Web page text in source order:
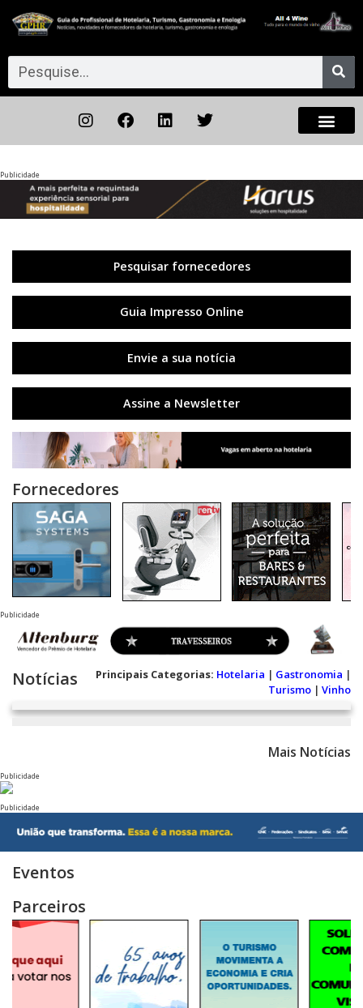
Publicidade
Pesquisar fornecedores
Guia Impresso Online
Envie a sua notícia
Assine a Newsletter
Fornecedores
Publicidade
Notícias Principais Categorias: Hotelaria | Gastronomia |
Turismo | Vinho
Mais Notícias
Publicidade
Publicidade
Eventos
Parceiros